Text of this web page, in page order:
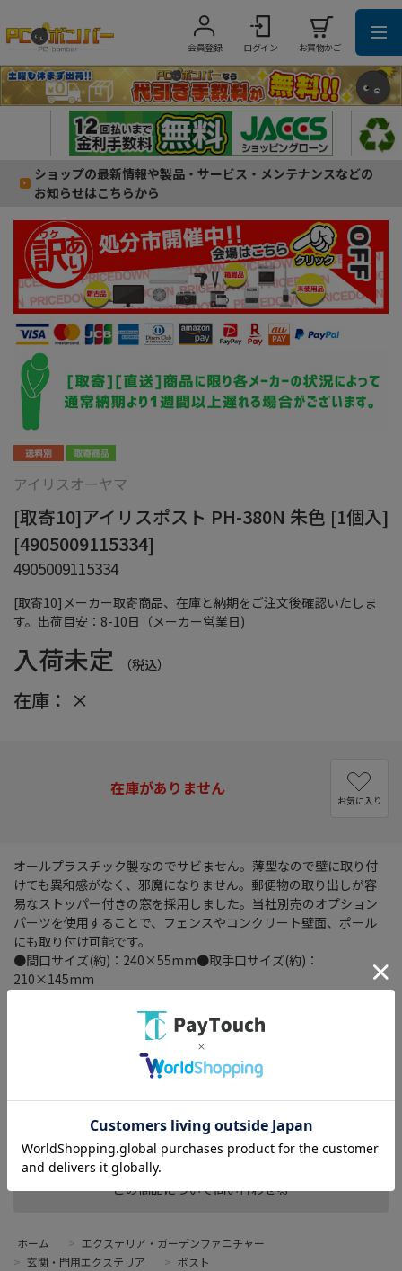
会員登録 ログイン お買物かご
ショップの最新情報や製品・サービス・メンテナンスなどの
お知らせはこちらから
[取寄10]メーカー取寄商品、在庫と納期をご注文後確認いたしま
す。出荷目安：8-10日（メーカー営業日)
アイリスオーヤマ
[取寄10]アイリスポスト PH-380N 朱色 [1個入]
[4905009115334]
4905009115334
入荷未定 （税込）
在庫： ×
この商品について問い合わせる
在庫がありません
お気に入り
オールプラスチック製なのでサビません。薄型なので壁に取り付
けても異和感がなく、邪魔になりません。郵便物の取り出しが容
易なストッパー付きの窓を採用しました。当社別売のオプション
パーツを使用することで、フェンスやコンクリート壁面、ポール
にも取り付け可能です。
●間口サイズ(約)：240×55mm●取手口サイズ(約)：
210×145mm
★ご注文確認後に在庫状況をお調べいたします。
★ご着金及び決済確認後の発注のため、お届けまでにお時間が掛
かります。（出荷目安：6-10営業日）
★メーカー在庫品切れの際はご返金対応とさせていただきます。
ん。
★他の商品との同時購入、配送希望時間帯のご指定は承りかねま
す。
ホーム > エクステリア・ガーデンファニチャー
> 玄関・門用エクステリア > ポスト